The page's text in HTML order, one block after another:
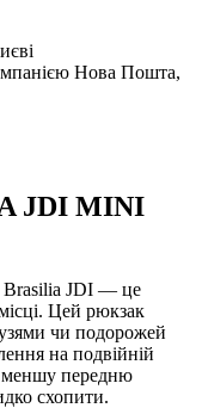
Нова Пошта,
JDI MINI
Brasilia JDI — це
Цей рюкзак
чи подорожей
на подвійній
меншу передню
схопити.